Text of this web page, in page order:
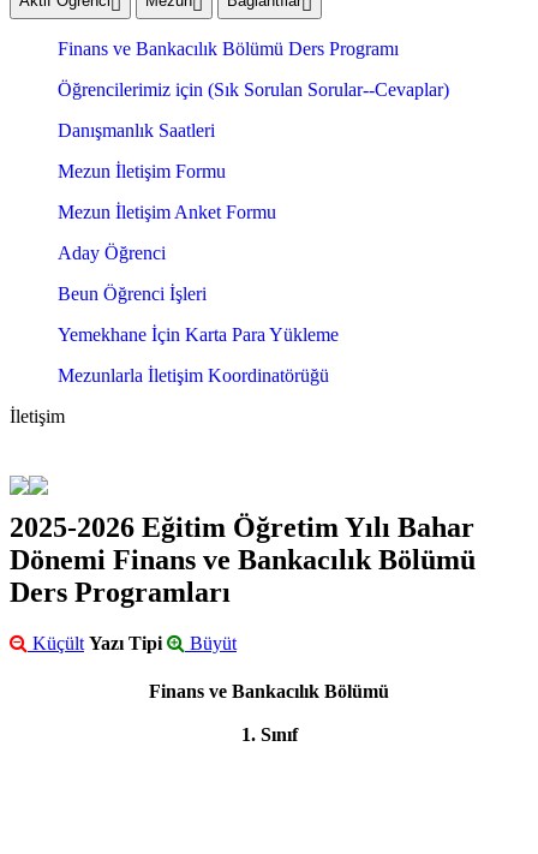
Finans ve Bankacılık Bölümü Ders Programı
Öğrencilerimiz için (Sık Sorulan Sorular--Cevaplar)
Danışmanlık Saatleri
Mezun İletişim Formu
Mezun İletişim Anket Formu
Aday Öğrenci
Beun Öğrenci İşleri
Yemekhane İçin Karta Para Yükleme
Mezunlarla İletişim Koordinatörüğü
İletişim
2025-2026 Eğitim Öğretim Yılı Bahar
Dönemi Finans ve Bankacılık Bölümü
Ders Programları
Küçült Yazı Tipi Büyüt
Finans ve Bankacılık Bölümü
1. Sınıf